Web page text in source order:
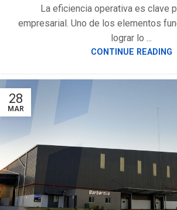
La eficiencia operativa es clave
empresarial. Uno de los elementos
lograr lo ...
CONTINUE READING
28
MAR